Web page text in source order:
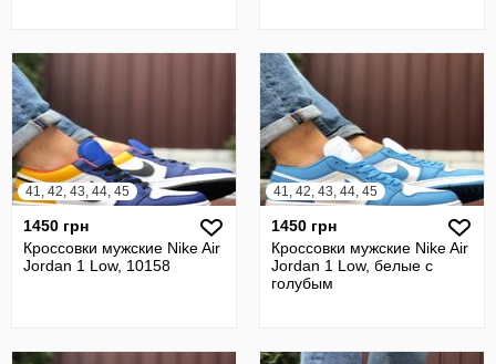
41, 42, 43, 44, 45
1450 грн
Кроссовки мужские Nike Air
Jordan 1 Low, 10158
41, 42, 43, 44, 45
1450 грн
Кроссовки мужские Nike Air
Jordan 1 Low, белые с
голубым